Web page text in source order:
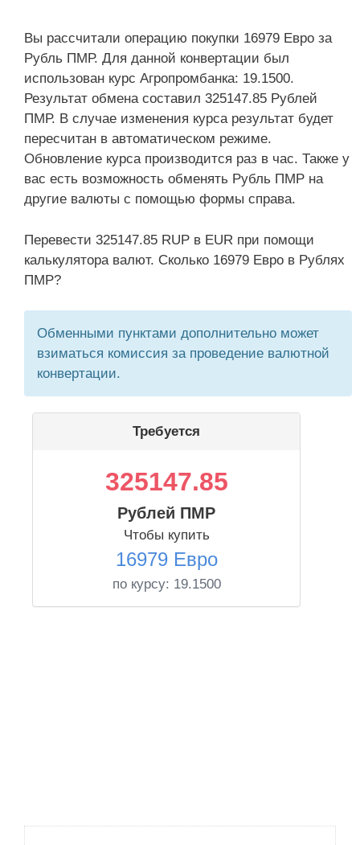
Вы рассчитали операцию покупки 16979 Евро за
Рубль ПМР. Для данной конвертации был
использован курс Агропромбанка: 19.1500.
Результат обмена составил 325147.85 Рублей
ПМР. В случае изменения курса результат будет
пересчитан в автоматическом режиме.
Обновление курса производится раз в час. Также у
вас есть возможность обменять Рубль ПМР на
другие валюты с помощью формы справа.
Перевести 325147.85 RUP в EUR при помощи
калькулятора валют. Сколько 16979 Евро в Рублях
ПМР?
Обменными пунктами дополнительно может
взиматься комиссия за проведение валютной
конвертации.
Требуется
325147.85
Рублей ПМР
Чтобы купить
16979 Евро
по курсу: 19.1500